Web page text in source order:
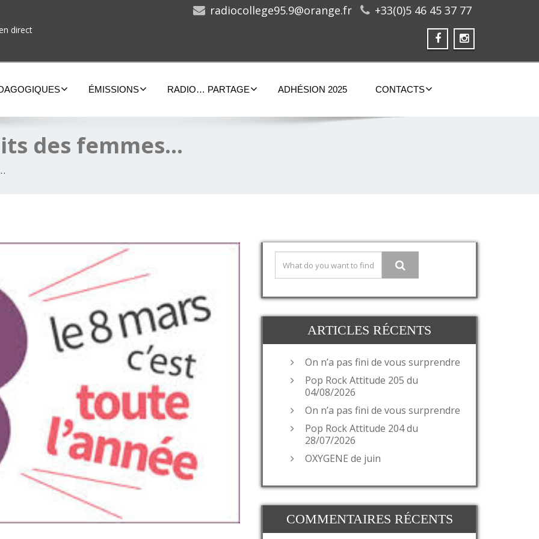
direct
radiocollege95.9@orange.fr +33(0)5 46 45 37 77
ÉMISSIONS RADIO… PARTAGE ADHÉSION 2025 CONTACTS
des femmes…
ARTICLES RÉCENTS
On n’a pas fini de vous surprendre
Pop Rock Attitude 205 du
04/08/2026
On n’a pas fini de vous surprendre
Pop Rock Attitude 204 du
28/07/2026
OXYGENE de juin
COMMENTAIRES RÉCENTS